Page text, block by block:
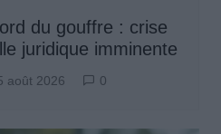
du gouffre : crise
juridique imminente
août 2026 0